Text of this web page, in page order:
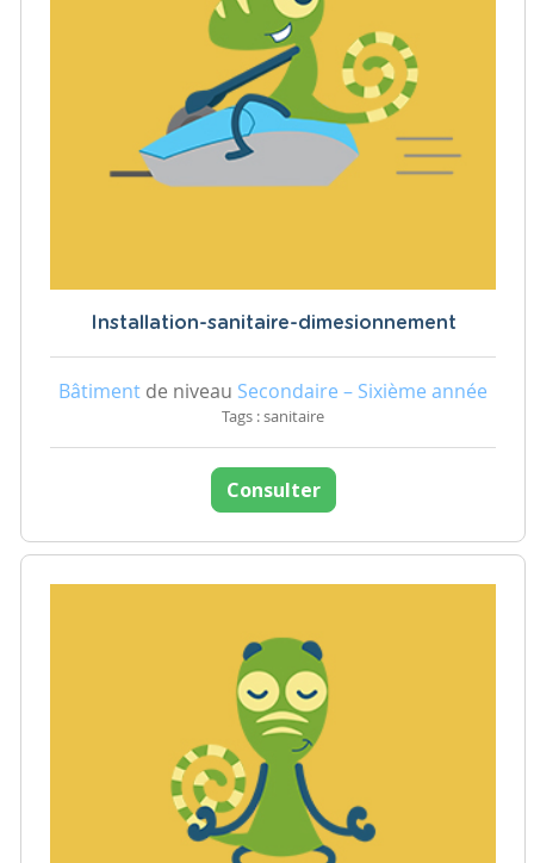
Installation-sanitaire-dimesionnement
Bâtiment de niveau Secondaire – Sixième année
Tags : sanitaire
Consulter